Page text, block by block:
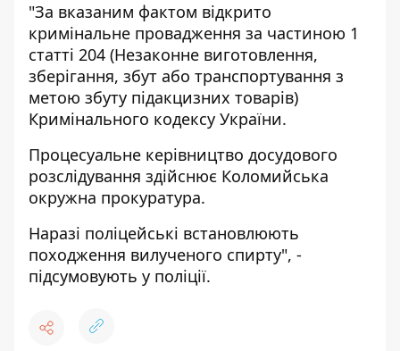
"За вказаним фактом відкрито
кримінальне провадження за частиною 1
статті 204 (Незаконне виготовлення,
зберігання, збут або транспортування з
метою збуту підакцизних товарів)
Кримінального кодексу України.
Процесуальне керівництво досудового
розслідування здійснює Коломийська
окружна прокуратура.
Наразі поліцейські встановлюють
походження вилученого спирту", -
підсумовують у поліції.